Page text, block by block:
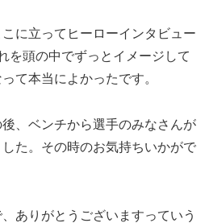
こに立ってヒーローインタビュー
を頭の中でずっとイメージして
て本当によかったです。
、ベンチから選手のみなさんが
た。その時のお気持ちいかがで
ありがとうございますっていう